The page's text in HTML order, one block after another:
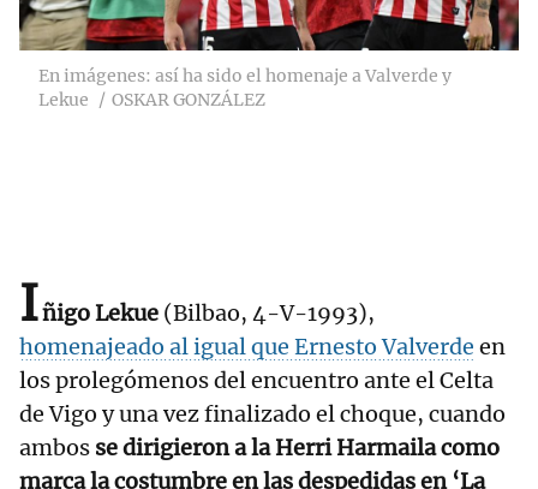
En imágenes: así ha sido el homenaje a Valverde y
Lekue
OSKAR GONZÁLEZ
Iñigo Lekue (Bilbao, 4-V-1993),
homenajeado al igual que Ernesto Valverde en
los prolegómenos del encuentro ante el Celta
de Vigo y una vez finalizado el choque, cuando
ambos se dirigieron a la Herri Harmaila como
marca la costumbre en las despedidas en ‘La